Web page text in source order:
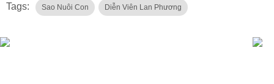
Tags: Sao Nuôi Con Diễn Viên Lan Phương